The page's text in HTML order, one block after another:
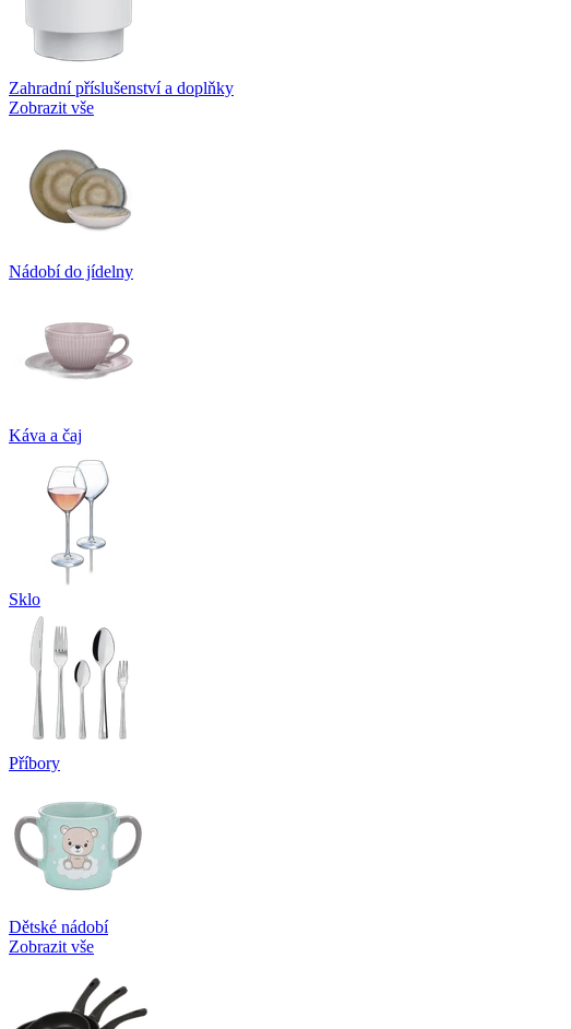
Zahradní příslušenství a doplňky
Zobrazit vše
Nádobí do jídelny
Káva a čaj
Sklo
Příbory
Dětské nádobí
Zobrazit vše